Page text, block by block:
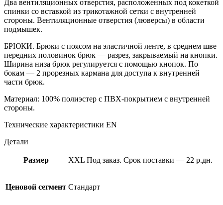
Два вентиляционных отверстия, расположенных под кокеткой
спинки со вставкой из трикотажной сетки с внутренней
стороны. Вентиляционные отверстия (люверсы) в области
подмышек.
БРЮКИ. Брюки с поясом на эластичной ленте, в среднем шве
передних половинок брюк — разрез, закрываемый на кнопки.
Ширина низа брюк регулируется с помощью кнопок. По
бокам — 2 прорезных кармана для доступа к внутренней
части брюк.
Материал: 100% полиэстер с ПВХ-покрытием с внутренней
стороны.
Технические характеристики EN
Детали
Размер XXL Под заказ. Срок поставки — 22 р.дн.
Ценовой сегмент Стандарт